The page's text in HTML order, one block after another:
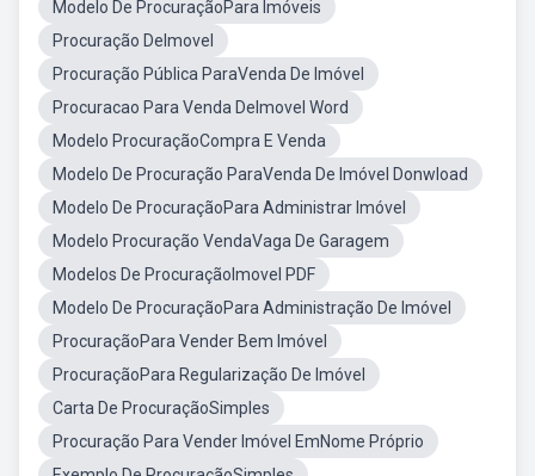
Modelo De ProcuraçãoPara Imóveis
Procuração DeImovel
Procuração Pública ParaVenda De Imóvel
Procuracao Para Venda DeImovel Word
Modelo ProcuraçãoCompra E Venda
Modelo De Procuração ParaVenda De Imóvel Donwload
Modelo De ProcuraçãoPara Administrar Imóvel
Modelo Procuração VendaVaga De Garagem
Modelos De ProcuraçãoImovel PDF
Modelo De ProcuraçãoPara Administração De Imóvel
ProcuraçãoPara Vender Bem Imóvel
ProcuraçãoPara Regularização De Imóvel
Carta De ProcuraçãoSimples
Procuração Para Vender Imóvel EmNome Próprio